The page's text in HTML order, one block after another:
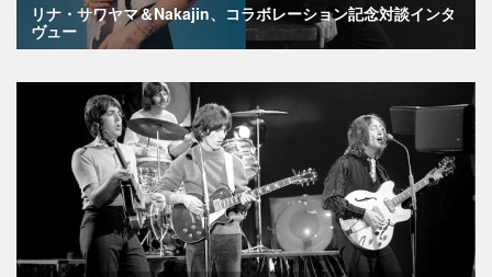
リナ・サワヤマ＆Nakajin、コラボレーション記念対談インタ
ヴュー